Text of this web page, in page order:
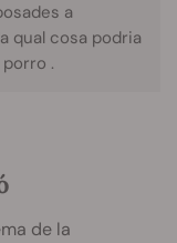
a
qual cosa podria
.
de la